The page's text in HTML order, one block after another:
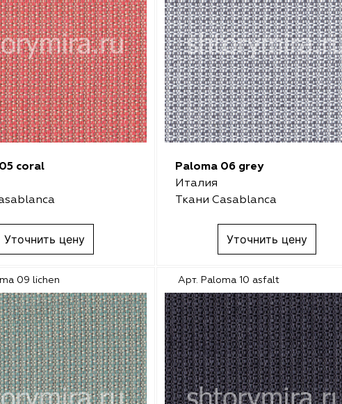
coral
Уточнить цену
Paloma 06 grey
Италия
Ткани Casablanca
Уточнить цену
09 lichen Арт. Paloma 10 asfalt